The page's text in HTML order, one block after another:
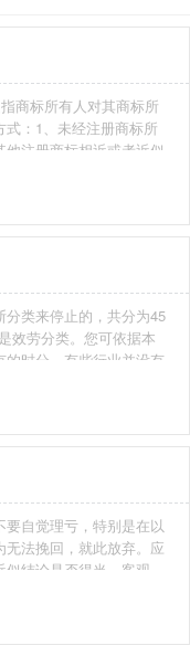
商标所有人对其商标所
：1、未经注册商标所
注册商标相近或者近似
的商品。3、伪造、擅自
擅自制造的注册商标标
。
类来停止的，共分为45
效劳分类。您可依据本
的时分，有些行业并没有
个分类就完整包含进
的行业要特别留意，假
自觉理亏，特别是在以
法挽回，就此放弃。应
结论是否得当、客观，
而最大限度的维护自身
争取来的，审查员作出